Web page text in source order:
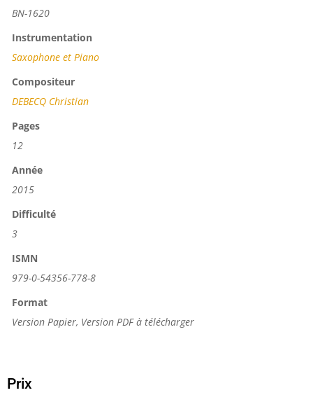
BN-1620
Instrumentation
Saxophone et Piano
Compositeur
DEBECQ Christian
Pages
12
Année
2015
Difficulté
3
ISMN
979-0-54356-778-8
Format
Version Papier, Version PDF à télécharger
Prix